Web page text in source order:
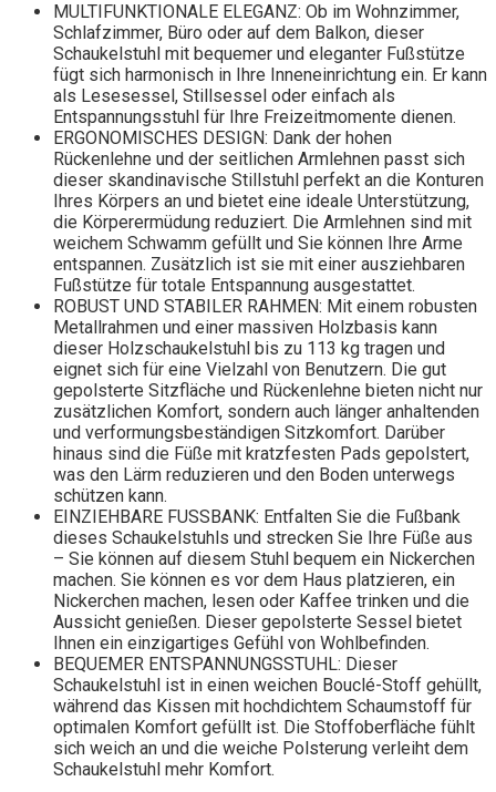
MULTIFUNKTIONALE ELEGANZ: Ob im Wohnzimmer,
Schlafzimmer, Büro oder auf dem Balkon, dieser
Schaukelstuhl mit bequemer und eleganter Fußstütze
fügt sich harmonisch in Ihre Inneneinrichtung ein. Er kann
als Lesesessel, Stillsessel oder einfach als
Entspannungsstuhl für Ihre Freizeitmomente dienen.
ERGONOMISCHES DESIGN: Dank der hohen
Rückenlehne und der seitlichen Armlehnen passt sich
dieser skandinavische Stillstuhl perfekt an die Konturen
Ihres Körpers an und bietet eine ideale Unterstützung,
die Körperermüdung reduziert. Die Armlehnen sind mit
weichem Schwamm gefüllt und Sie können Ihre Arme
entspannen. Zusätzlich ist sie mit einer ausziehbaren
Fußstütze für totale Entspannung ausgestattet.
ROBUST UND STABILER RAHMEN: Mit einem robusten
Metallrahmen und einer massiven Holzbasis kann
dieser Holzschaukelstuhl bis zu 113 kg tragen und
eignet sich für eine Vielzahl von Benutzern. Die gut
gepolsterte Sitzfläche und Rückenlehne bieten nicht nur
zusätzlichen Komfort, sondern auch länger anhaltenden
und verformungsbeständigen Sitzkomfort. Darüber
hinaus sind die Füße mit kratzfesten Pads gepolstert,
was den Lärm reduzieren und den Boden unterwegs
schützen kann.
EINZIEHBARE FUSSBANK: Entfalten Sie die Fußbank
dieses Schaukelstuhls und strecken Sie Ihre Füße aus
– Sie können auf diesem Stuhl bequem ein Nickerchen
machen. Sie können es vor dem Haus platzieren, ein
Nickerchen machen, lesen oder Kaffee trinken und die
Aussicht genießen. Dieser gepolsterte Sessel bietet
Ihnen ein einzigartiges Gefühl von Wohlbefinden.
BEQUEMER ENTSPANNUNGSSTUHL: Dieser
Schaukelstuhl ist in einen weichen Bouclé-Stoff gehüllt,
während das Kissen mit hochdichtem Schaumstoff für
optimalen Komfort gefüllt ist. Die Stoffoberfläche fühlt
sich weich an und die weiche Polsterung verleiht dem
Schaukelstuhl mehr Komfort.